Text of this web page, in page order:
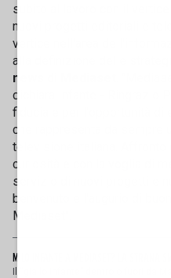
subito al lavoro con il vertice
nuovi progetti editoriali e
vertice nell'area
alla definizione delle
news di Mediaset
dichiara Infante - Ringrazio
fiducia e per l'opportunità di
che rappresenta da sempre
televisione italiana. Affronto
curiosità e con la voglia di
servizio di nuovi progetti e
benvenuto e l'augurio di
Mediaset".
MILO INFANTE A MEDIASET? LA STRANA